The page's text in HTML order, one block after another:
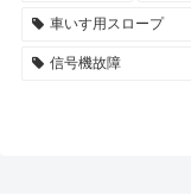
車いす用スロープ
信号機故障